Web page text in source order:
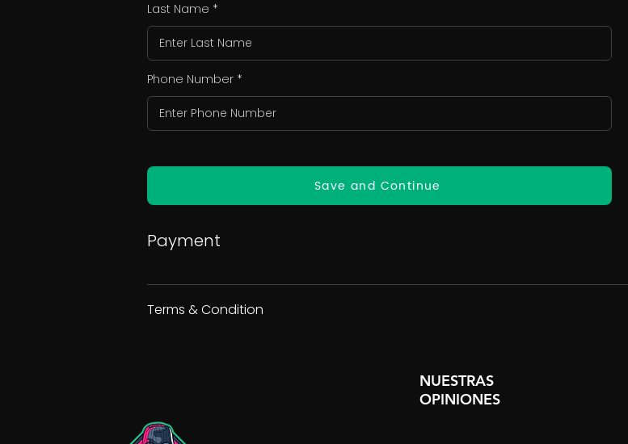
Last Name
Phone Number
Save and Continue
Payment
Terms & Condition
NUESTRAS
OPINIONES